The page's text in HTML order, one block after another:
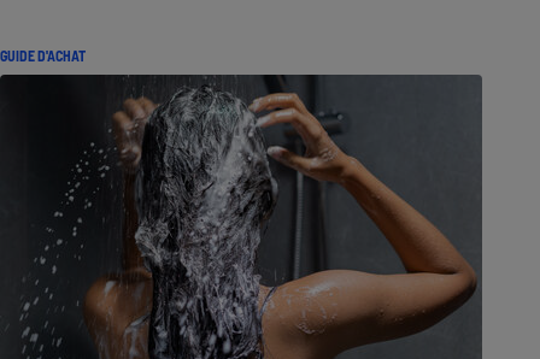
GUIDE D'ACHAT